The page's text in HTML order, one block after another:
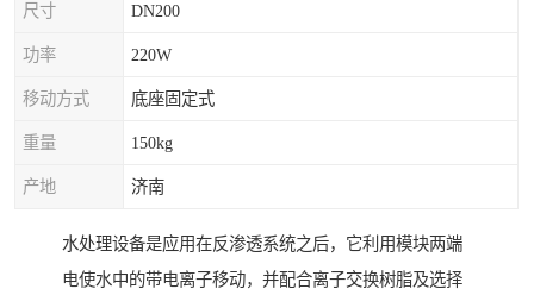
尺寸 DN200
功率 220W
移动方式 底座固定式
重量 150kg
产地 济南
水处理设备是应用在反渗透系统之后，它利用模块两端
电使水中的带电离子移动，并配合离子交换树脂及选择